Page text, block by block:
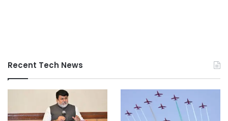
Recent Tech News